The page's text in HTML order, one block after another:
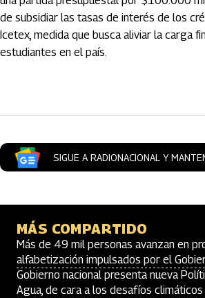
de subsidiar las tasas de interés de los
Icetex, medida que busca aliviar la carga
estudiantes en el país.
SIGUE A RADIONACIONAL Y
MÁS COMPARTIDO
Más de 49 mil personas avanzan en
alfabetización impulsados por el
Gobierno nacional presenta nueva
Agua, de cara a los desafíos